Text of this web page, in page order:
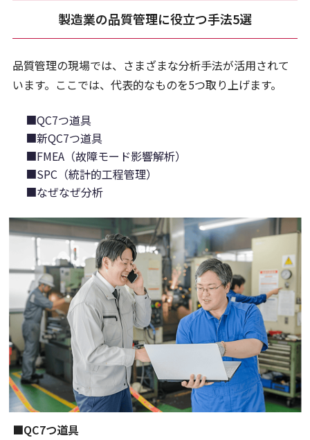
製造業の品質管理に役立つ手法5選
品質管理の現場では、さまざまな分析手法が活用されて
います。ここでは、代表的なものを5つ取り上げます。
■QC7つ道具
■新QC7つ道具
■FMEA（故障モード影響解析）
■SPC（統計的工程管理）
■なぜなぜ分析
■QC7つ道具